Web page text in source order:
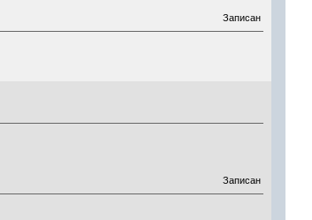
Записан
Записан